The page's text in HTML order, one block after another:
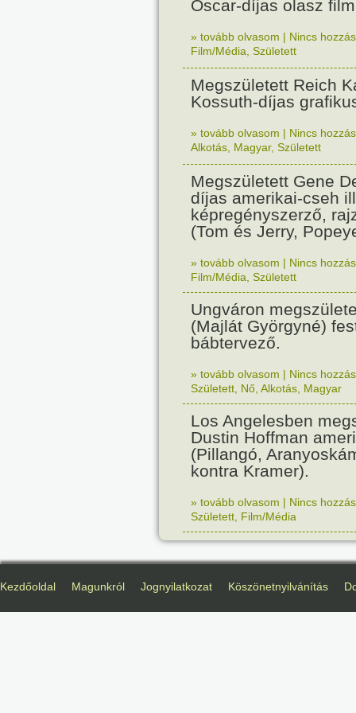
Oscar-díjas olasz
» tovább olvasom | Nincs
Film/Média Született
Megszületett Reich
Kossuth-díjas
» tovább olvasom | Nincs
Alkotás Magyar, Született
Megszületett Gene
díjas amerikai-cseh
képregényszerző,
(Tom és Jerry,
» tovább olvasom | Nincs
Film/Média Született
Ungváron
(Majlát Györgyné)
bábtervező.
» tovább olvasom | Nincs
Született Nő Alkotás Magyar
Los Angelesben
Dustin Hoffman
(Pillangó,
kontra Kramer).
» tovább olvasom | Nincs
Született Film/Média
Kezdőoldal Magunkról Jognyilatkozat Köszönetnyilvánítás